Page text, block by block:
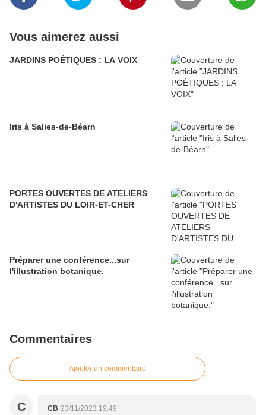
Vous aimerez aussi
JARDINS POÉTIQUES : LA VOIX
Iris à Salies-de-Béarn
PORTES OUVERTES DE ATELIERS
D'ARTISTES DU LOIR-ET-CHER
Préparer une conférence...sur
l'illustration botanique.
Commentaires
Ajouter un commentaire
C CB 23/11/2023 19:49